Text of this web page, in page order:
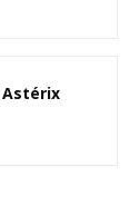
Astérix